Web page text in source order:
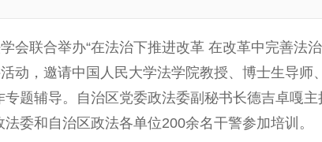
会联合举办“在法治下推进改革 在改革中完善法
动，邀请中国人民大学法学院教授、博士生导师
题辅导。自治区党委政法委副秘书长德吉卓嘎
委和自治区政法各单位200余名干警参加培训。